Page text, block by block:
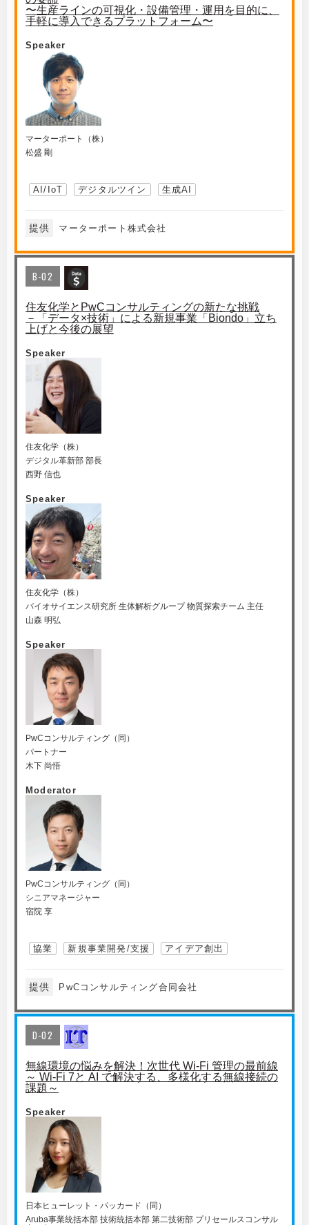
〜生産ラインの可視化・設備管理・運用を目的に、
手軽に導入できるプラットフォーム〜
Speaker
マーターポート（株）
松盛 剛
AI/IoT デジタルツイン 生成AI
提供 マーターポート株式会社
B-02
住友化学とPwCコンサルティングの新たな挑戦
－「データ×技術」による新規事業「Biondo」立ち
上げと今後の展望
Speaker
住友化学（株）
デジタル革新部 部長
西野 信也
Speaker
住友化学（株）
バイオサイエンス研究所 生体解析グループ 物質探索チーム 主任
山森 明弘
Speaker
PwCコンサルティング（同）
パートナー
木下 尚悟
Moderator
PwCコンサルティング（同）
シニアマネージャー
宿院 享
協業 新規事業開発/支援 アイデア創出
提供 PwCコンサルティング合同会社
D-02
無線環境の悩みを解決！次世代 Wi-Fi 管理の最前線
～ Wi-Fi 7と AI で解決する、多様化する無線接続の
課題～
Speaker
日本ヒューレット・パッカード（同）
Aruba事業統括本部 技術統括本部 第二技術部 プリセールスコンサル